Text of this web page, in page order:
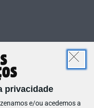
privacidade
e/ou acedemos a